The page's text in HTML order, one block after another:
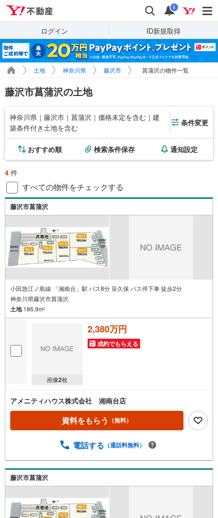
検索 通知
i
ログイン ID新規取得
土地 神奈川県 藤沢市 菖蒲沢の物件一覧
藤沢市菖蒲沢の土地
神奈川県｜藤沢市｜菖蒲沢｜価格未定を含む｜建
築条件付き土地を含む
条件変更
おすすめ順 検索条件保存 通知設定
4 件
すべての物件をチェックする
藤沢市菖蒲沢
小田急江ノ島線 「湘南台」駅 バス8分 笹久保 バス停下車 徒歩2分
神奈川県藤沢市菖蒲沢
土地186.9m2
画像2枚
2,380万円
成約でもらえる
アメニティハウス株式会社 湘南台店
資料をもらう （無料）
電話する （通話料無料）
藤沢市菖蒲沢